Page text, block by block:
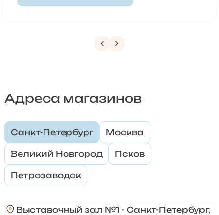
Адреса магазинов
Санкт-Петербург Москва
Великий Новгород Псков
Петрозаводск
Выставочный зал №1 - Санкт-Петербург,